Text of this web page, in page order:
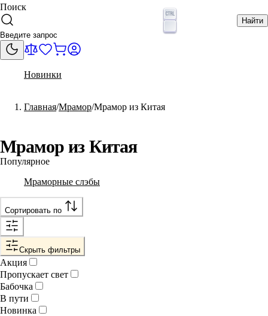
Поиск
Найти
Новинки
Главная Мрамор Мрамор из Китая
Мрамор из Китая
Популярное
Мраморные слэбы
Сортировать по
Скрыть фильтры
Акция
Пропускает свет
Бабочка
В пути
Новинка